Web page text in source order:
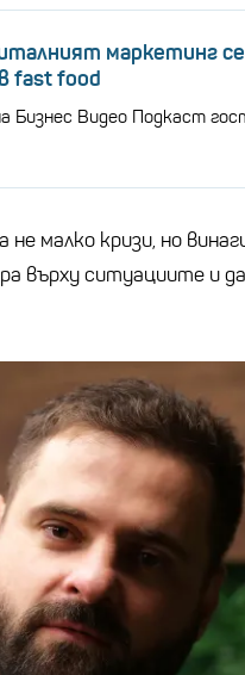
маркетинг
fast food
Бизнес Видео Подкаст
малко кризи, но
върху ситуациите и